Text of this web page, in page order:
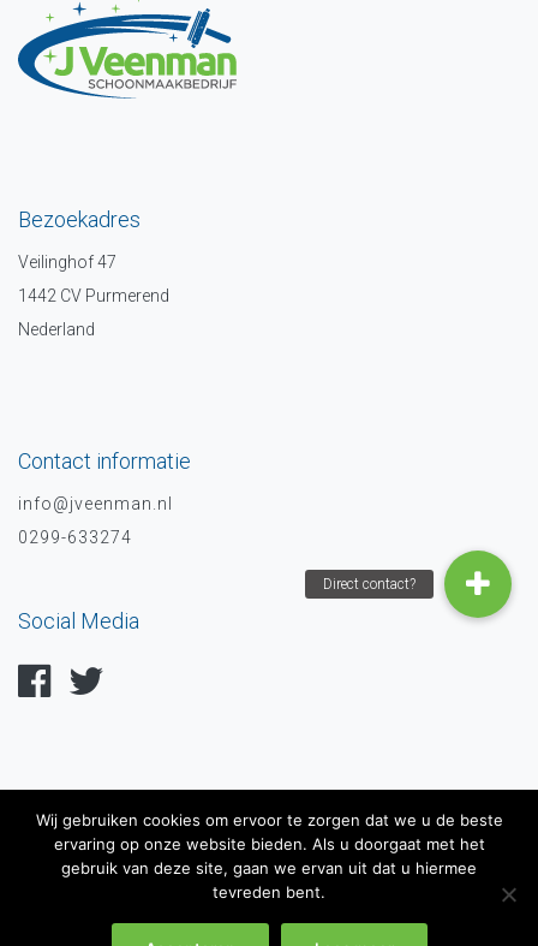
Bezoekadres
Veilinghof 47
1442 CV Purmerend
Nederland
Contact informatie
info@jveenman.nl
0299-633274
Social Media
voorwaarden
Privacy verklaring
Wij gebruiken cookies om ervoor te zorgen dat we u de beste
ervaring op onze website bieden. Als u doorgaat met het
gebruik van deze site, gaan we ervan uit dat u hiermee
tevreden bent.